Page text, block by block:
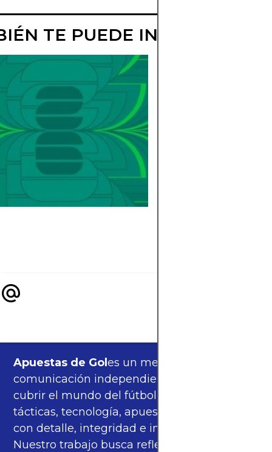
TE PUEDE INTERESAR
Apuestas de Goles un medio de
comunicación independiente, orgulloso de
cubrir el mundo del fútbol —partidos,
tácticas, tecnología, apuestas y cultura—
con detalle, integridad e imparcialidad.
Nuestro trabajo busca reflejar la pasión del